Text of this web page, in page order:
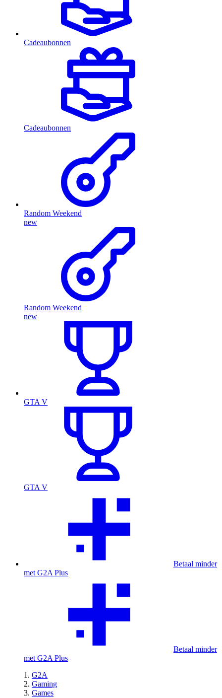
Cadeaubonnen
Cadeaubonnen
Random Weekend
new
Random Weekend
new
GTA V
GTA V
Betaal minder
met G2A Plus
Betaal minder
met G2A Plus
G2A
Gaming
Games